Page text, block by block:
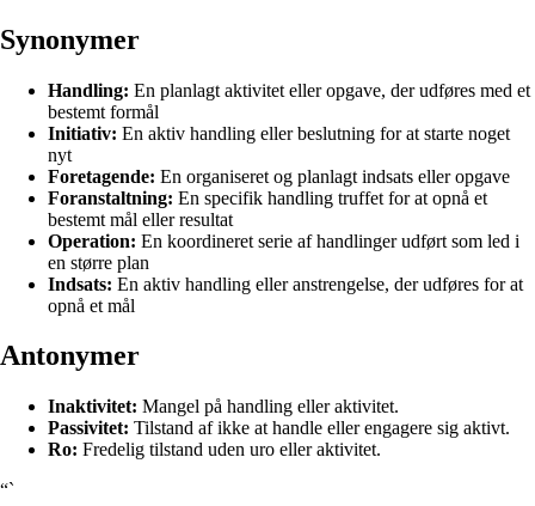
Synonymer
Handling: En planlagt aktivitet eller opgave, der udføres med et
bestemt formål
Initiativ: En aktiv handling eller beslutning for at starte noget
nyt
Foretagende: En organiseret og planlagt indsats eller opgave
Foranstaltning: En specifik handling truffet for at opnå et
bestemt mål eller resultat
Operation: En koordineret serie af handlinger udført som led i
en større plan
Indsats: En aktiv handling eller anstrengelse, der udføres for at
opnå et mål
Antonymer
Inaktivitet: Mangel på handling eller aktivitet.
Passivitet: Tilstand af ikke at handle eller engagere sig aktivt.
Ro: Fredelig tilstand uden uro eller aktivitet.
“`